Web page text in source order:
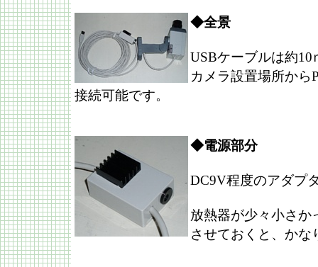
◆全景
USBケーブルは約10
カメラ設置場所から
接続可能です。
◆電源部分
DC9V程度のアダプ
放熱器が少々小さか
させておくと、かな